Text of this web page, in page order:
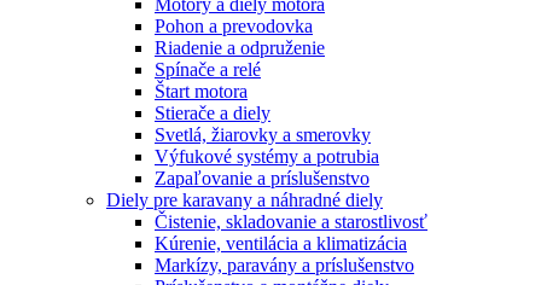
Pohon a prevodovka
Riadenie a odpruženie
Spínače a relé
Štart motora
Stierače a diely
Svetlá, žiarovky a smerovky
Výfukové systémy a potrubia
Zapaľovanie a príslušenstvo
Diely pre karavany a náhradné diely
Čistenie, skladovanie a starostlivosť
Kúrenie, ventilácia a klimatizácia
Markízy, paravány a príslušenstvo